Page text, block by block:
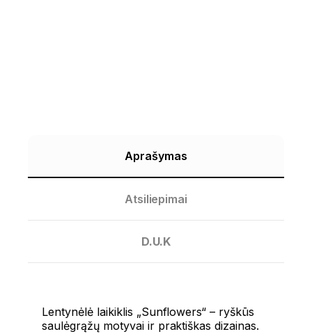
Aprašymas
Atsiliepimai
D.U.K
Lentynėlė laikiklis „Sunflowers“ – ryškūs
saulėgrąžų motyvai ir praktiškas dizainas.